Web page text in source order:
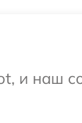
и наш